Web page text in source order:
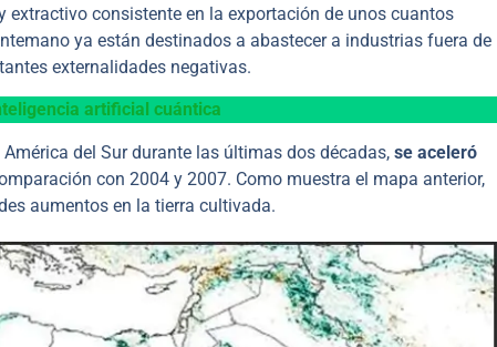
consistente en la exportación de unos cuantos
ya están destinados a abastecer a industrias fuera de
externalidades negativas.
artificial cuántica
del Sur durante las últimas dos décadas, se aceleró
con 2004 y 2007. Como muestra el mapa anterior,
aumentos en la tierra cultivada.